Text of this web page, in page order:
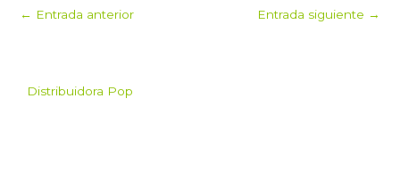
← Entrada anterior Entrada siguiente →
Distribuidora Pop